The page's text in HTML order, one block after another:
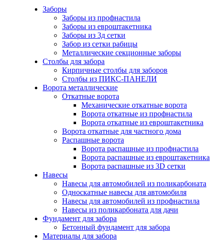
Заборы
Заборы из профнастила
Заборы из евроштакетника
Заборы из 3д сетки
Забор из сетки рабицы
Металлические секционные заборы
Столбы для забора
Кирпичные столбы для заборов
Столбы из ПИКС-ПАНЕЛИ
Ворота металлические
Откатные ворота
Механические откатные ворота
Ворота откатные из профнастила
Ворота откатные из евроштакетника
Ворота откатные для частного дома
Распашные ворота
Ворота распашные из профнастила
Ворота распашные из евроштакетника
Ворота распашные из 3D сетки
Навесы
Навесы для автомобилей из поликарбоната
Односкатные навесы для автомобиля
Навесы для автомобилей из профнастила
Навесы из поликарбоната для дачи
Фундамент для забора
Бетонный фундамент для забора
Материалы для забора